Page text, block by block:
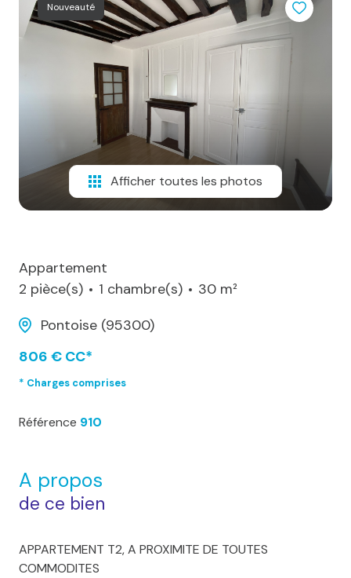
sommes-
nous
Nouveauté
Afficher toutes les photos
Appartement
2 pièce(s)
1 chambre(s)
30 m²
Pontoise (95300)
806 € CC*
* Charges comprises
Référence 910
A propos
de ce bien
APPARTEMENT T2, A PROXIMITE DE TOUTES
COMMODITES